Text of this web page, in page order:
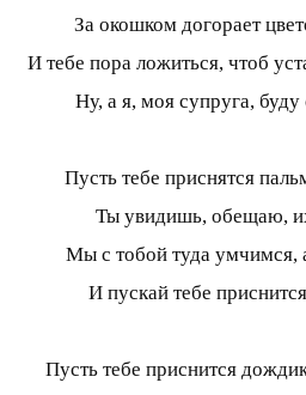
За окошком догорает
И тебе пора ложиться, чтоб
Ну, а я, моя супруга, буду
Пусть тебе приснятся
Ты увидишь, обещаю,
Мы с тобой туда умчимся,
И пускай тебе
Пусть тебе приснится